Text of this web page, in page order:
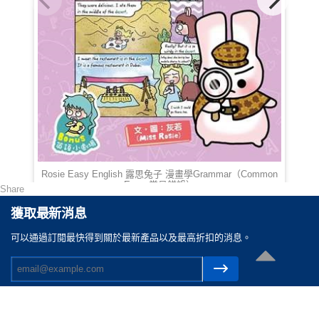
Rosie Easy English 露思兔子 漫畫學Grammar（Common
Errors常見錯誤）
Share
獲取最新消息
可以通過訂閲最快得到關於最新產品以及最高折扣的消息。